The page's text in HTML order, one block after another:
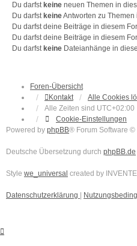
Du darfst keine neuen Themen in
Du darfst keineAntworten zu
Du darfst deine Beiträge in diesem
Du darfst deine Beiträge in diesem
Du darfst keine Dateianhänge in
Foren-Übersicht
Kontakt
Alle Cookies
Alle Zeiten sind UTC+02:00
Cookie-Einstellungen
Powered by phpBB® Forum Software ©
Deutsche Übersetzung durch phpBB.de
Style we_universal created by
Datenschutzerklärung